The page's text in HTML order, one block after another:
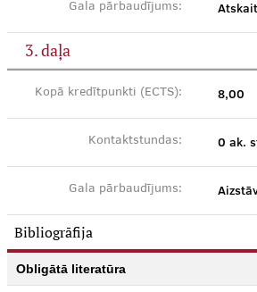
Gala pārbaudījums:
3. daļa
Kopā kredītpunkti (ECTS): 8,00
Kontaktstundas: 0 ak.
Gala pārbaudījums:
Bibliogrāfija
Obligātā literatūra